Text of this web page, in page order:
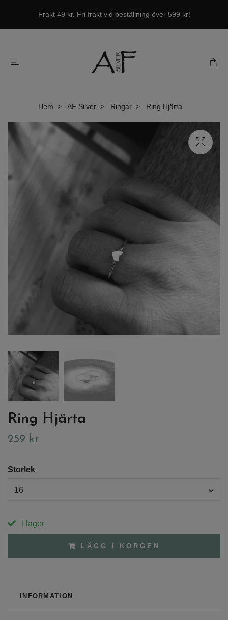
Frakt 49 kr. Fri frakt vid beställning över 599 kr!
Hem AF Silver Ringar Ring Hjärta
Ring Hjärta
259 kr
Storlek
16
I lager
LÄGG I KORGEN
INFORMATION